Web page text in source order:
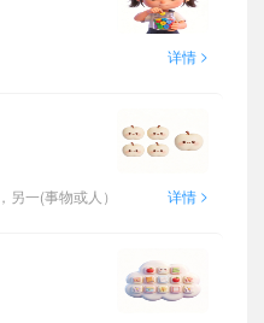
详情 >
一(事物或人）
详情 >